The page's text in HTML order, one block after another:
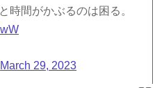
時間がかぶるのは困る。
March 29, 2023